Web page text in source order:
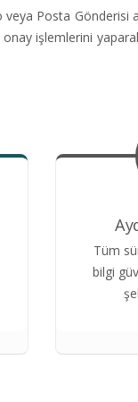
Posta Gönderisi
onay işlemlerini
Tüm
bilgi